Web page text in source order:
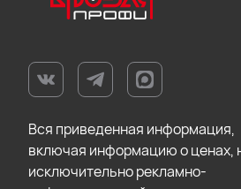
Вся приведенная информация,
включая информацию о ценах,
исключительно рекламно-